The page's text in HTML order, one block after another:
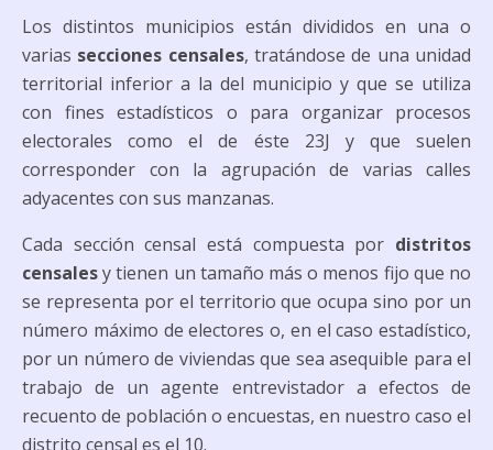
Los distintos municipios están divididos en una o
varias secciones censales, tratándose de una unidad
territorial inferior a la del municipio y que se utiliza
con fines estadísticos o para organizar procesos
electorales como el de éste 23J y que suelen
corresponder con la agrupación de varias calles
adyacentes con sus manzanas.
Cada sección censal está compuesta por distritos
censalesy tienen un tamaño más o menos fijo que no
se representa por el territorio que ocupa sino por un
número máximo de electores o, en el caso estadístico,
por un número de viviendas que sea asequible para el
trabajo de un agente entrevistador a efectos de
recuento de población o encuestas, en nuestro caso el
distrito censal es el 10.